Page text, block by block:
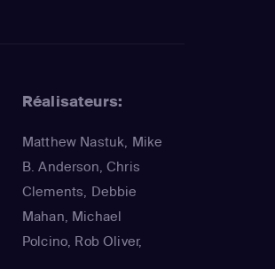
Réalisateurs:
Matthew Nastuk, Mike
B. Anderson, Chris
Clements, Debbie
Mahan, Michael
Polcino, Rob Oliver,